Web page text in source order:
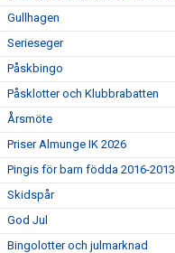
Gullhagen
Serieseger
Påskbingo
Påsklotter och Klubbrabatten
Årsmöte
Priser Almunge IK 2026
Pingis för barn födda 2016-2013
Skidspår
God Jul
Bingolotter och julmarknad